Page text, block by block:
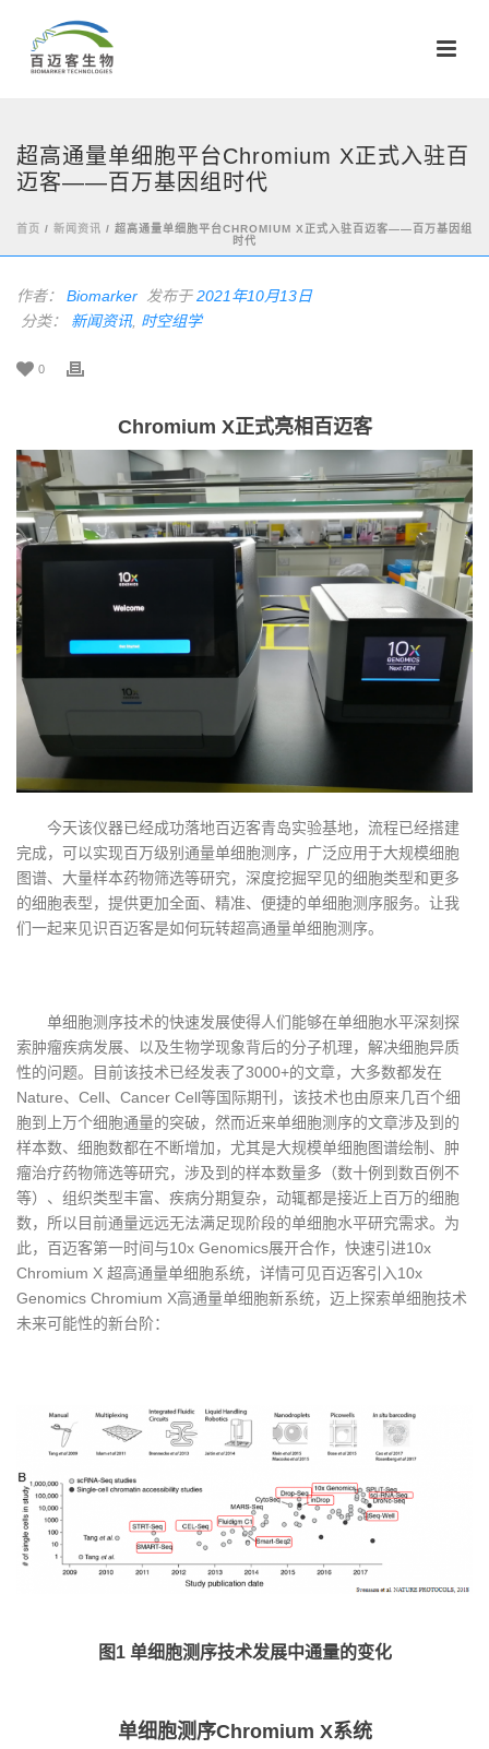
超高通量单细胞平台Chromium X正式入驻百
迈客——百万基因组时代
首页 / 新闻资讯 / 超高通量单细胞平台CHROMIUM X正式入驻百迈客——百万基因组
时代
作者： Biomarker 发布于2021年10月13日
分类： 新闻资讯, 时空组学
0
Chromium X正式亮相百迈客
今天该仪器已经成功落地百迈客青岛实验基地，流程已经搭建
完成，可以实现百万级别通量单细胞测序，广泛应用于大规模细胞
图谱、大量样本药物筛选等研究，深度挖掘罕见的细胞类型和更多
的细胞表型，提供更加全面、精准、便捷的单细胞测序服务。让我
们一起来见识百迈客是如何玩转超高通量单细胞测序。
单细胞测序技术的快速发展使得人们能够在单细胞水平深刻探
索肿瘤疾病发展、以及生物学现象背后的分子机理，解决细胞异质
性的问题。目前该技术已经发表了3000+的文章，大多数都发在
Nature、Cell、Cancer Cell等国际期刊，该技术也由原来几百个细
胞到上万个细胞通量的突破，然而近来单细胞测序的文章涉及到的
样本数、细胞数都在不断增加，尤其是大规模单细胞图谱绘制、肿
瘤治疗药物筛选等研究，涉及到的样本数量多（数十例到数百例不
等）、组织类型丰富、疾病分期复杂，动辄都是接近上百万的细胞
数，所以目前通量远远无法满足现阶段的单细胞水平研究需求。为
此，百迈客第一时间与10x Genomics展开合作，快速引进10x
Chromium X 超高通量单细胞系统，详情可见百迈客引入10x
Genomics Chromium X高通量单细胞新系统，迈上探索单细胞技术
未来可能性的新台阶：
图1 单细胞测序技术发展中通量的变化
单细胞测序Chromium X系统